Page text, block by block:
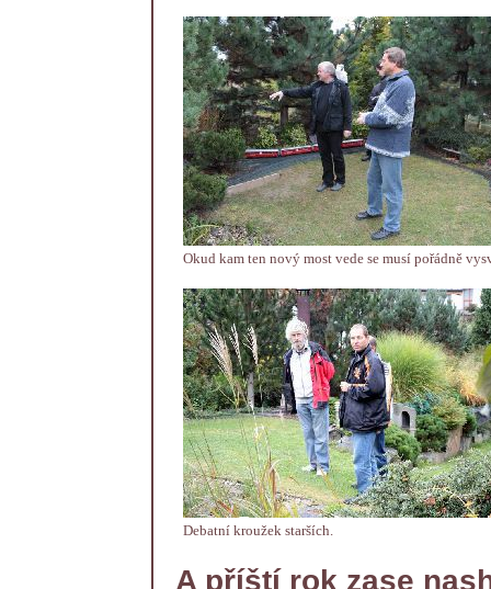
Okud kam ten nový most vede se musí pořádně
Debatní kroužek starších.
A příští rok zase